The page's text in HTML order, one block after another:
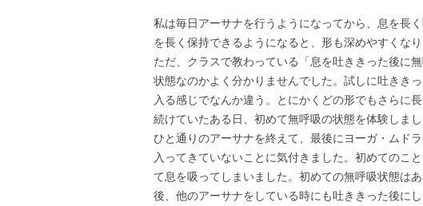
私は毎日アーサナを行うようになってから、息を長
を長く保持できるようになると、形も深めやすくな
ただ、クラスで教わっている「息を吐ききった後に
状態なのかよく分かりませんでした。試しに吐きき
入る感じでなんか違う。とにかくどの形でもさらに
続けていたある日、初めて無呼吸の状態を体験しまし
ひと通りのアーサナを終えて、最後にヨーガ・ムド
入ってきていないことに気付きました。初めてのこ
て息を吸ってしまいました。初めての無呼吸状態は
後、他のアーサナをしている時にも吐ききった後に